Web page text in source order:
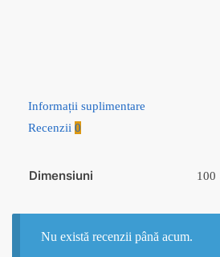
Informații suplimentare
Recenzii 0
Dimensiuni 100
Nu există recenzii până acum.